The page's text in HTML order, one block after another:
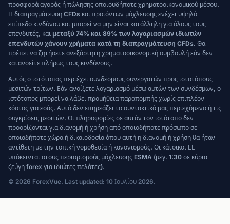
προσφορά αγοράς ή πώλησης οποιουδήποτε χρηματοοικονομικού μέσου.
Η διαπραγμάτευση CFDs και προϊόντων μόχλευσης ενέχει υψηλό
επίπεδο κινδύνου και μπορεί να μην είναι κατάλληλη για όλους τους
επενδυτές, και μεταξύ 74% και 89% των λογαριασμών ιδιωτών
επενδυτών χάνουν χρήματα κατά τη διαπραγμάτευση CFDs. Θα
πρέπει να ζητήσετε ανεξάρτητη χρηματοοικονομική συμβουλή εάν δεν
κατανοείτε πλήρως τους κινδύνους.
Αυτός ο ιστότοπος περιέχει συνδέσμους συνεργατών προς ιστοτόπους
μεσιτών τρίτων. Εάν ανοίξετε λογαριασμό μέσω αυτών των συνδέσμων, ο
ιστότοπος μπορεί να λάβει προμήθεια παραπομπής χωρίς επιπλέον
κόστος για εσάς. Αυτό δεν επηρεάζει το συντακτικό μας περιεχόμενο ή τις
συγκρίσεις μεσιτών. Οι πληροφορίες σε αυτόν τον ιστότοπο δεν
προορίζονται για διανομή ή χρήση από οποιοδήποτε πρόσωπο σε
οποιαδήποτε χώρα ή δικαιοδοσία όπου αυτή η διανομή ή χρήση θα ήταν
αντίθετη με την τοπική νομοθεσία ή κανονισμούς. Οι κάτοικοι ΕΕ
υπόκεινται στους περιορισμούς μόχλευσης ESMA (μέγ. 1:30 σε κύρια
ζεύγη forex για ιδιώτες πελάτες).
© 2026 ForexVue. Last updated: 10 Ιουλίου 2026.